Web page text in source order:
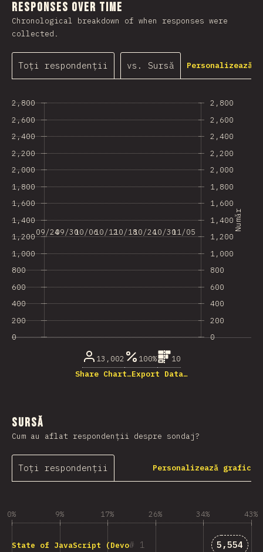
Responses Over Time
Chronological breakdown of when responses were
collected.
Toți respondenții vs. Sursă Personalizează
0
200
400
600
800
1,000
1,200
1,400
1,600
1,800
2,000
2,200
2,400
2,600
2,800
09/2409/3010/0610/1210/1810/2410/3011/05
0
200
400
600
800
1,000
1,200
1,400
1,600
1,800
2,000
2,200
2,400
2,600
2,800
Număr
13,002 100%
10
Share Chart…Export Data…
Sursă
Cum au aflat respondenții despre sondaj?
Toți respondenții Personalizează grafic
0% 9% 17% 26% 34% 43%
1
State of JavaScript (Devographics) Answers
5,554